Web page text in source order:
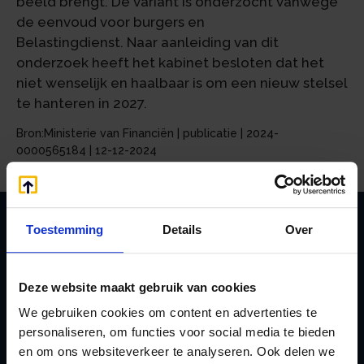
Toestemming Details Over
Deze website maakt gebruik van cookies
We gebruiken cookies om content en advertenties te
personaliseren, om functies voor social media te bieden
en om ons websiteverkeer te analyseren. Ook delen we
de eenvoud voor burgers en
Belastingdienst. Naar aanleiding van dit
onderzoek heeft het kabinet besloten dat het
niet wenselijk en haalbaar is om een nieuw stelsel
te hanteren in 2027.
Bron:Ministerie van Financiën | publicatie | 2024-
0000565184 | 12-12-2024
Zoeken
Handige links
Jaarstukken opstellen